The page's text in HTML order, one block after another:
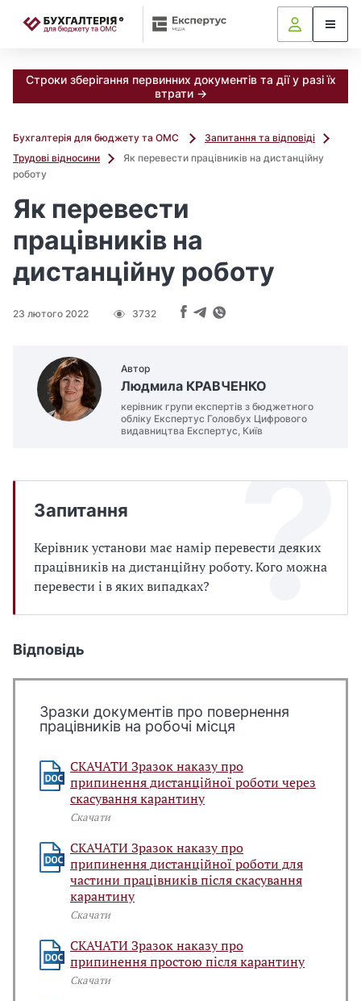
Строки зберігання первинних документів та дії у разі їх
втрати →
Бухгалтерія для бюджету та ОМС
Запитання та відповіді
Трудові відносини
Як перевести працівників на дистанційну
роботу
Як перевести
працівників на
дистанційну роботу
23 лютого 2022 3732
Автор
Людмила КРАВЧЕНКО
керівник групи експертів з бюджетного
обліку Експертус Головбух Цифрового
видавництва Експертус, Київ
Запитання
Керівник установи має намір перевести деяких
працівників на дистанційну роботу. Кого можна
перевести і в яких випадках?
Відповідь
Зразки документів про повернення
працівників на робочі місця
СКАЧАТИ Зразок наказу про
припинення дистанційної роботи через
скасування карантину
Скачати
СКАЧАТИ Зразок наказу про
припинення дистанційної роботи для
частини працівників після скасування
карантину
Скачати
СКАЧАТИ Зразок наказу про
припинення простою після карантину
Скачати